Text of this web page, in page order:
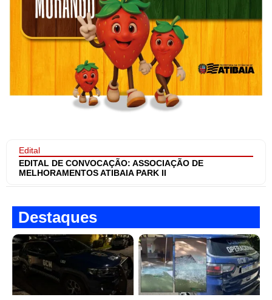
Edital
EDITAL DE CONVOCAÇÃO: ASSOCIAÇÃO DE
MELHORAMENTOS ATIBAIA PARK II
Destaques